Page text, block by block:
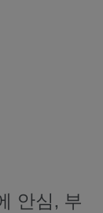
안심, 부